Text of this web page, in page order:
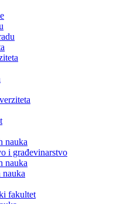
nauka
i građevinarstvo
nauka
nauka
fakultet